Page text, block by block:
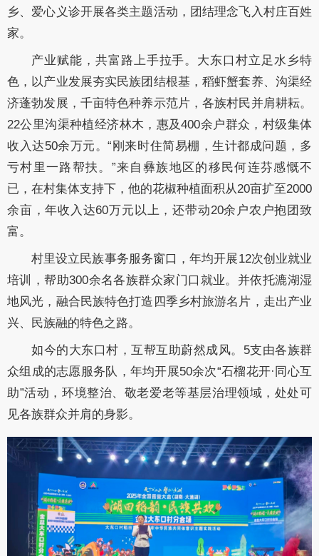
乡、爱心义诊开展各类主题活动，团结理念飞入村庄百姓
家。
产业赋能，共富路上手拉手。大东口村立足水乡特
色，以产业发展夯实民族团结根基，稻虾蟹套养、沟渠经
济蓬勃发展，千亩特色种养示范片，各族村民并肩耕耘。
22公里沟渠种植经济林木，惠及400余户群众，村级集体
收入达50余万元。“刚来时住简易棚，生计都成问题，多
亏村里一路帮扶。”来自彝族地区的移民何连芬感慨不
已，在村集体支持下，他的花椒种植面积从20亩扩至2000
余亩，年收入达60万元以上，还带动20余户农户抱团致
富。
村里设立民族事务服务窗口，年均开展12次创业就业
培训，帮助300余名各族群众家门口就业。并依托漉湖湿
地风光，融合民族特色打造四季乡村旅游名片，走出产业
兴、民族融的特色之路。
如今的大东口村，互帮互助蔚然成风。5支由各族群
众组成的志愿服务队，年均开展50余次“石榴花开·同心互
助”活动，环境整治、敬老爱老等基层治理领域，处处可
见各族群众并肩的身影。